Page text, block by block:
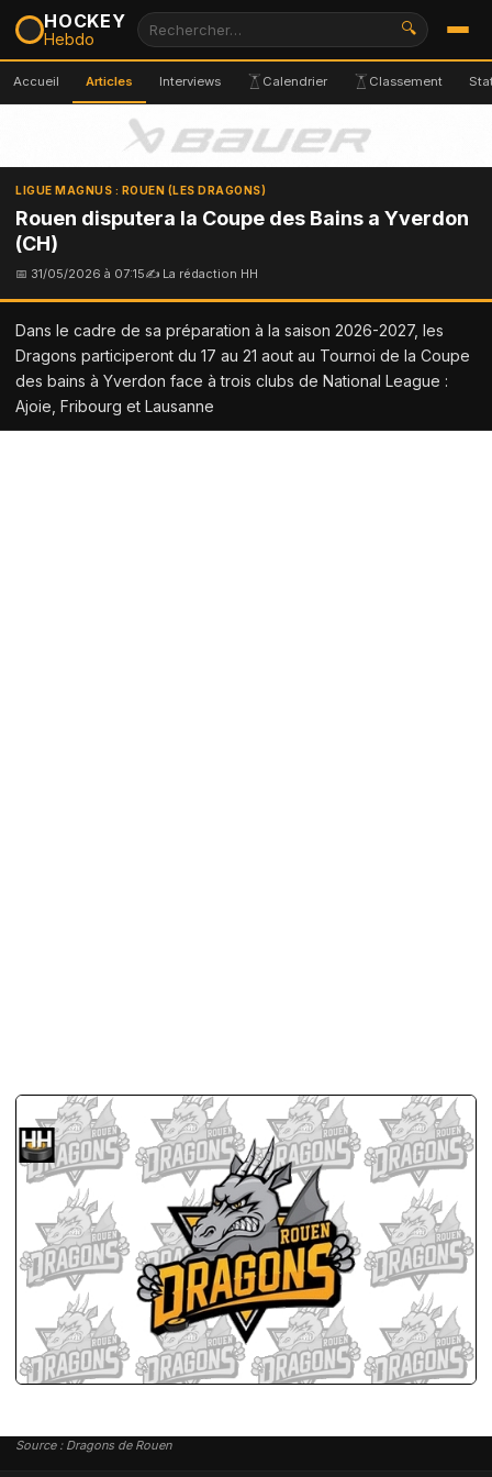
HOCKEY
Hebdo
🔍
Accueil Articles Interviews Calendrier Classement
LIGUE MAGNUS : ROUEN (LES DRAGONS)
Rouen disputera la Coupe des Bains a Yverdon
(CH)
📅 31/05/2026 à 07:15✍ La rédaction HH
Dans le cadre de sa préparation à la saison 2026-2027, les
Dragons participeront du 17 au 21 aout au Tournoi de la Coupe
des bains à Yverdon face à trois clubs de National League :
Ajoie, Fribourg et Lausanne
Source : Dragons de Rouen